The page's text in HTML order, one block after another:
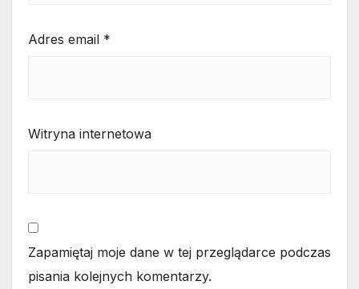
Adres email *
Witryna internetowa
Zapamiętaj moje dane w tej przeglądarce podczas
pisania kolejnych komentarzy.